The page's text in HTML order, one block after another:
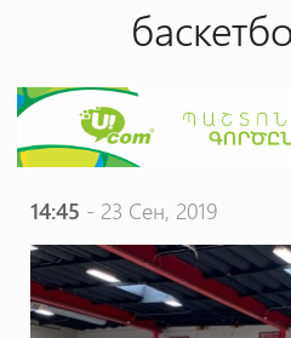
14:45 - 23 Сен, 2019